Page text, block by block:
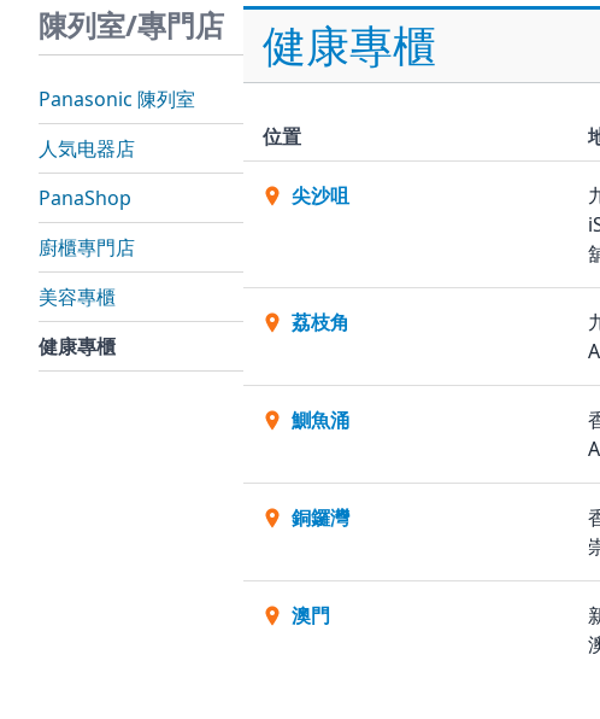
陳列室/專門店
Panasonic 陳列室
人気电器店
PanaShop
廚櫃專門店
美容專櫃
健康專櫃
健康專櫃
位置
尖沙咀
荔枝角
鰂魚涌
銅鑼灣
澳門